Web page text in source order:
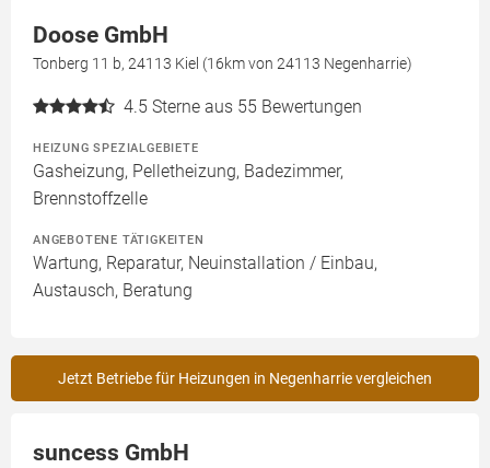
Doose GmbH
Tonberg 11 b, 24113 Kiel (16km von 24113 Negenharrie)
4.5 Sterne aus 55 Bewertungen
HEIZUNG SPEZIALGEBIETE
Gasheizung, Pelletheizung, Badezimmer,
Brennstoffzelle
ANGEBOTENE TÄTIGKEITEN
Wartung, Reparatur, Neuinstallation / Einbau,
Austausch, Beratung
Jetzt Betriebe für Heizungen in Negenharrie vergleichen
suncess GmbH